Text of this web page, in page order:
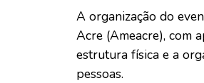
A organização do
Acre (Ameacre), com
estrutura física e a
pessoas.